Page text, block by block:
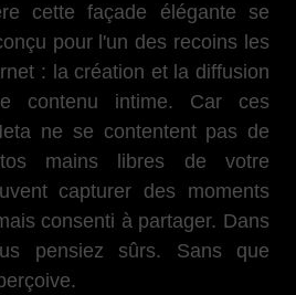
cette façade élégante se
pour l'un des recoins les
: la création et la diffusion
contenu intime. Car ces
ne se contentent pas de
mains libres de votre
capturer des moments
consenti à partager. Dans
pensiez sûrs. Sans que